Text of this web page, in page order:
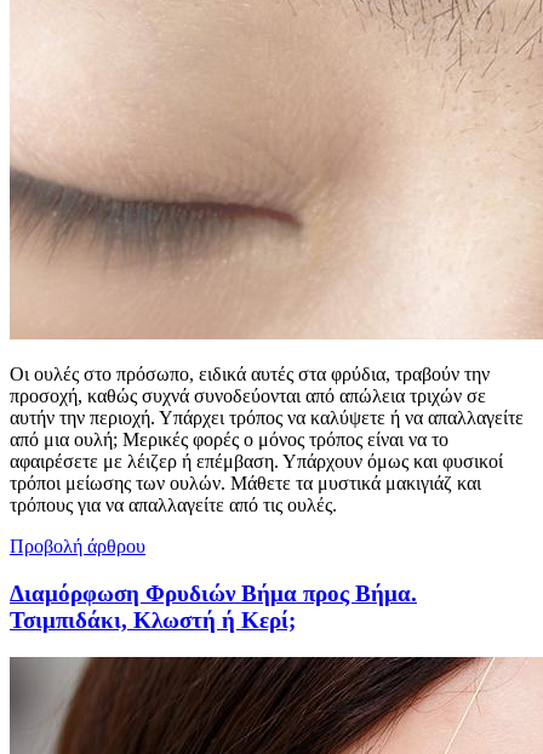
Οι ουλές στο πρόσωπο, ειδικά αυτές στα φρύδια, τραβούν την
προσοχή, καθώς συχνά συνοδεύονται από απώλεια τριχών σε
αυτήν την περιοχή. Υπάρχει τρόπος να καλύψετε ή να απαλλαγείτε
από μια ουλή; Μερικές φορές ο μόνος τρόπος είναι να το
αφαιρέσετε με λέιζερ ή επέμβαση. Υπάρχουν όμως και φυσικοί
τρόποι μείωσης των ουλών. Μάθετε τα μυστικά μακιγιάζ και
τρόπους για να απαλλαγείτε από τις ουλές.
Προβολή άρθρου
Διαμόρφωση Φρυδιών Βήμα προς Βήμα.
Τσιμπιδάκι, Κλωστή ή Κερί;